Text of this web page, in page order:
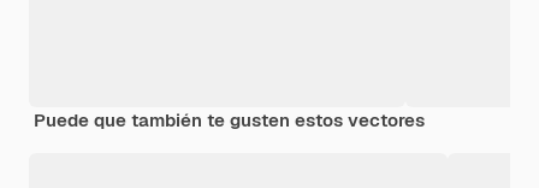
Puede que también te gusten estos vectores